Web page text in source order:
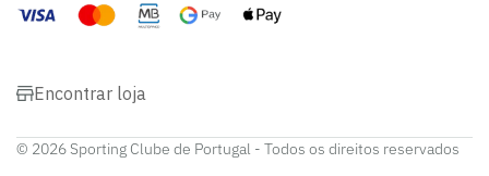
Encontrar loja
© 2026 Sporting Clube de Portugal - Todos os direitos reservados